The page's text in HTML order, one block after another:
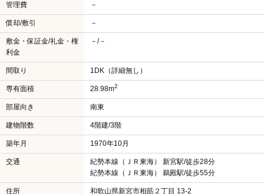
管理費 －
償却/敷引 －
敷金・保証金/礼金・権
利金
－/－
間取り 1DK（詳細無し）
専有面積 28.98m2
部屋向き 南東
建物階数 4階建/3階
築年月 1970年10月
交通
紀勢本線（ＪＲ東海） 新宮駅/徒歩28分
紀勢本線（ＪＲ東海） 鵜殿駅/徒歩55分
住所 和歌山県新宮市相筋２丁目 13-2